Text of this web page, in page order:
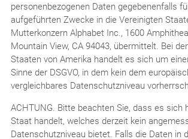
personenbezogenen Daten gegebenenfalls
aufgeführten Zwecke in die Vereinigten
Mutterkonzern Alphabet Inc., 1600
Mountain View, CA 94043, übermittelt. Bei
Staaten von Amerika handelt es sich um
Sinne der DSGVO, in dem kein dem
vergleichbares Datenschutzniveau
ACHTUNG. Bitte beachten Sie, dass es sich
Staat handelt, welches derzeit kein
Datenschutzniveau bietet. Falls die Daten in